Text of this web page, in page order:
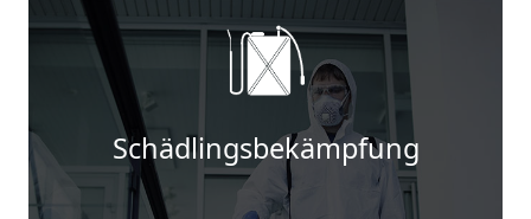
Schädlingsbekämpfung